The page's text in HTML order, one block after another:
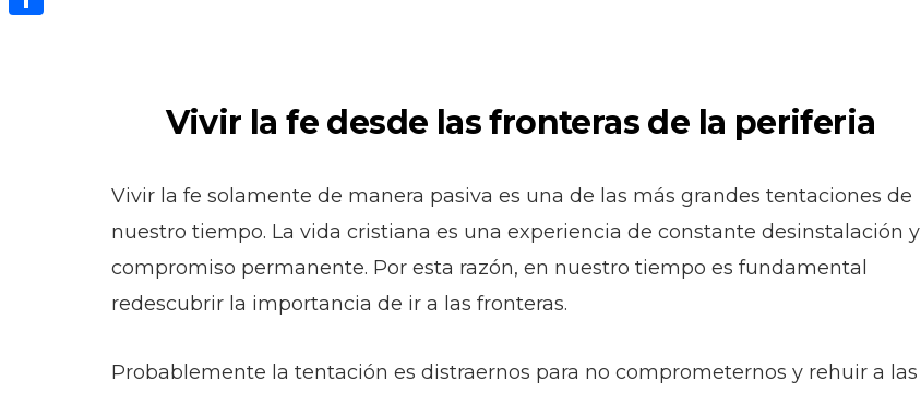
Vivir la fe desde las fronteras de la periferia
Vivir la fe solamente de manera pasiva es una de las más grandes tentaciones de
nuestro tiempo. La vida cristiana es una experiencia de constante desinstalación y
compromiso permanente. Por esta razón, en nuestro tiempo es fundamental
redescubrir la importancia de ir a las fronteras.
Probablemente la tentación es distraernos para no comprometernos y rehuir a las